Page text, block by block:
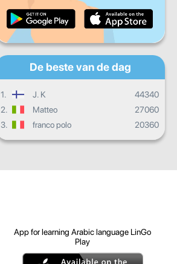
Totale vooruitgang
De beste van de dag
1. J. K
44340
2.
Matteo
27060
3.
franco polo 20360
App for learning Arabic language LinGo
Play